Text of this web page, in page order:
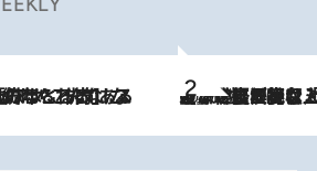
2026.8.5
【なぜ吉沢亮は「気配を消せる」のか？】興行収入208億の『国宝』を経て挑むミュージカル『ディア・エヴァン・ハンセン』。トップ俳優が舞台上でさらけ出した“孤独”とは